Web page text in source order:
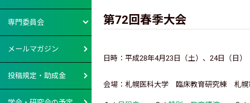
専門委員会
メールマガジン
投稿規定・助成金
第72回春季大会
日時：平成28年4月23日（土）、24日（日）
会場：札幌医科大学 臨床教育研究棟 札幌